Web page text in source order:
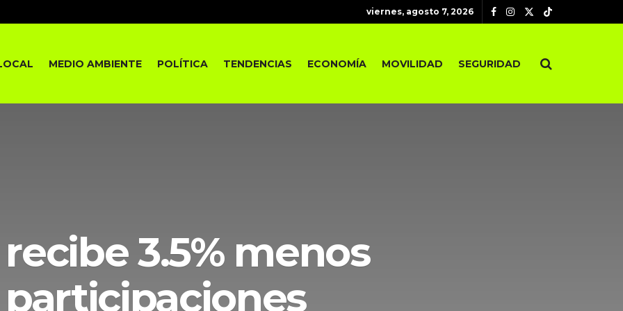
viernes, agosto 7, 2026
MEDIO AMBIENTE POLÍTICA TENDENCIAS ECONOMÍA MOVILIDAD SEGURIDAD
3.5% menos
participaciones